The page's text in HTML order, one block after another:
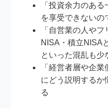
「投資余力のあ
を享受できないの
「自営業の人や
NISA・積立NISA
といった混乱も少
「経営者層や企
にどう説明するか
る